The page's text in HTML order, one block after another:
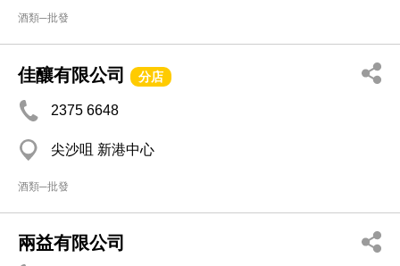
酒類─批發
佳釀有限公司 分店
2375 6648
尖沙咀 新港中心
酒類─批發
兩益有限公司